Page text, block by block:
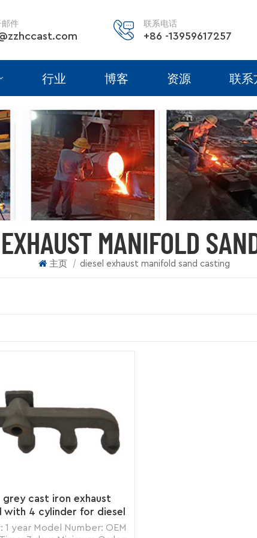
邮件 联系电话
+86 -13959617257
行业 博客 资源 联系
MANIFOLD
主页 | diesel exhaust manifold sand casting
grey cast iron exhaust
with 4 cylinder for diesel
engine supplier
1 year Model Number: OEM